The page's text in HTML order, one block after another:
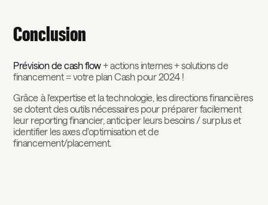
Conclusion
Prévision de cash flow+ actions internes + solutions de
financement = votre plan Cash pour 2024 !
Grâce à l’expertise et la technologie, les directions financières
se dotent des outils nécessaires pour préparer facilement
leur reporting financier, anticiper leurs besoins / surplus et
identifier les axes d'optimisation et de
financement/placement.